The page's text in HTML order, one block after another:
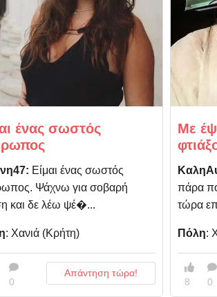
ένας σωστός
Είμαι ένας σωστός
Ψάχνω για σοβαρή
και δε λέω ψέ�...
: Χανιά (Κρήτη)
0
Απάντηση τώρα!
Με
πάρα
τώρα
Πόλη:
8 0